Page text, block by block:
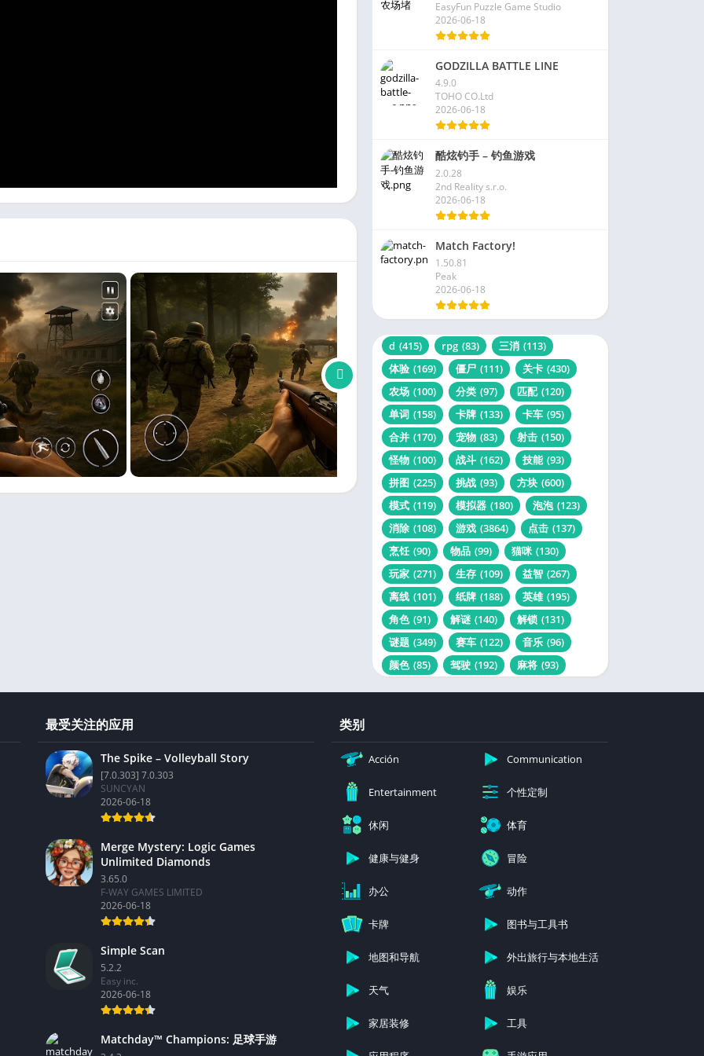
EasyFun Puzzle Game Studio
2026-06-18
GODZILLA BATTLE LINE
4.9.0
TOHO CO.Ltd
2026-06-18
酷炫钓手 – 钓鱼游戏
2.0.28
2nd Reality s.r.o.
2026-06-18
Match Factory!
1.50.81
Peak
2026-06-18
d (415) rpg (83) 三消 (113)
体验 (169) 僵尸 (111) 关卡 (430)
农场 (100) 分类 (97) 匹配 (120)
单词 (158) 卡牌 (133) 卡车 (95)
合并 (170) 宠物 (83) 射击 (150)
怪物 (100) 战斗 (162) 技能 (93)
拼图 (225) 挑战 (93) 方块 (600)
模式 (119) 模拟器 (180) 泡泡 (123)
消除 (108) 游戏 (3864) 点击 (137)
烹饪 (90) 物品 (99) 猫咪 (130)
玩家 (271) 生存 (109) 益智 (267)
离线 (101) 纸牌 (188) 英雄 (195)
角色 (91) 解谜 (140) 解锁 (131)
谜题 (349) 赛车 (122) 音乐 (96)
颜色 (85) 驾驶 (192) 麻将 (93)
最受关注的应用
The Spike – Volleyball Story
[7.0.303] 7.0.303
SUNCYAN
2026-06-18
Merge Mystery: Logic Games
Unlimited Diamonds
3.65.0
F-WAY GAMES LIMITED
2026-06-18
Simple Scan
5.2.2
Easy inc.
2026-06-18
Matchday™ Champions: 足球手游
类别
Acción Communication
Entertainment 个性定制
休闲 体育
健康与健身 冒险
办公 动作
卡牌 图书与工具书
地图和导航 外出旅行与本地生活
天气 娱乐
家居装修 工具